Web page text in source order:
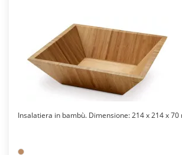
Insalatiera in bambù. Dimensione: 214 x 214 x